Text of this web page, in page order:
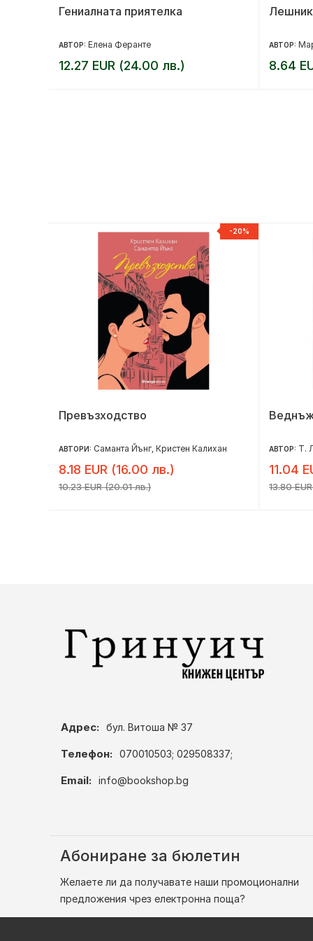
Гениалната приятелка
АВТОР: Елена Феранте
12.27 EUR (24.00 лв.)
АВТОР:
8.64
-20%
Превъзходство
АВТОРИ: Саманта Йънг Кристен Калихан
8.18 EUR (16.00 лв.)
10.23 EUR (20.01 лв.)
АВТОР: Т.
11.04
13.80
Адрес: бул. Витоша № 37
Телефон: 070010503; 029508337;
Email: info@bookshop.bg
Абониране за бюлетин
Желаете ли да получавате наши промоционални
предложения чрез електронна поща?